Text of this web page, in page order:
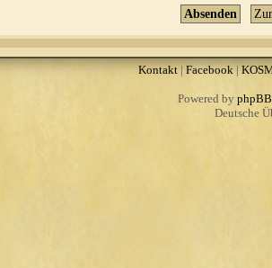
Kontakt| Facebook |
Powered by phpBB
Deutsche